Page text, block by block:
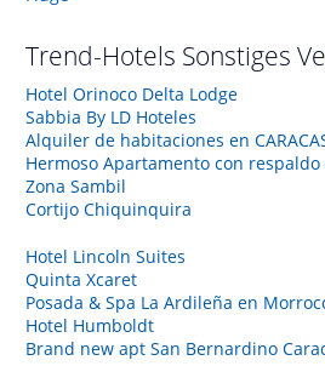
Trend-Hotels Sonstiges
Hotel Orinoco Delta Lodge
Sabbia By LD Hoteles
Alquiler de habitaciones en
Hermoso Apartamento con
Zona Sambil
Cortijo Chiquinquira
Hotel Lincoln Suites
Quinta Xcaret
Posada & Spa La Ardileña en
Hotel Humboldt
Brand new apt San Bernardino